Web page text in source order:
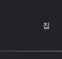
집